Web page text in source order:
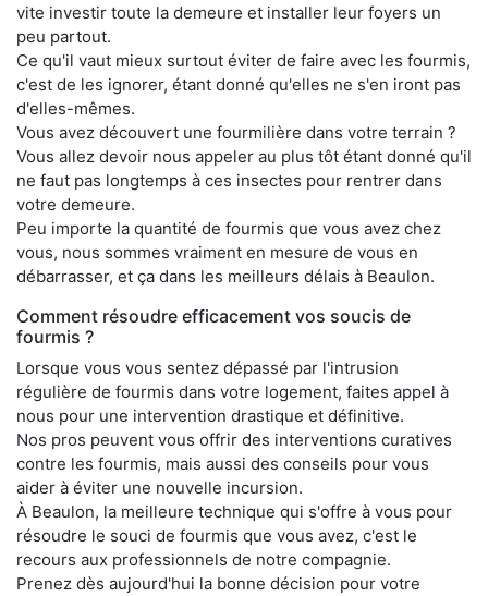
vite investir toute la demeure et installer leur foyers un
peu partout.
Ce qu'il vaut mieux surtout éviter de faire avec les fourmis,
c'est de les ignorer, étant donné qu'elles ne s'en iront pas
d'elles-mêmes.
Vous avez découvert une fourmilière dans votre terrain ?
Vous allez devoir nous appeler au plus tôt étant donné qu'il
ne faut pas longtemps à ces insectes pour rentrer dans
votre demeure.
Peu importe la quantité de fourmis que vous avez chez
vous, nous sommes vraiment en mesure de vous en
débarrasser, et ça dans les meilleurs délais à Beaulon.
Comment résoudre efficacement vos soucis de
fourmis ?
Lorsque vous vous sentez dépassé par l'intrusion
régulière de fourmis dans votre logement, faites appel à
nous pour une intervention drastique et définitive.
Nos pros peuvent vous offrir des interventions curatives
contre les fourmis, mais aussi des conseils pour vous
aider à éviter une nouvelle incursion.
À Beaulon, la meilleure technique qui s'offre à vous pour
résoudre le souci de fourmis que vous avez, c'est le
recours aux professionnels de notre compagnie.
Prenez dès aujourd'hui la bonne décision pour votre